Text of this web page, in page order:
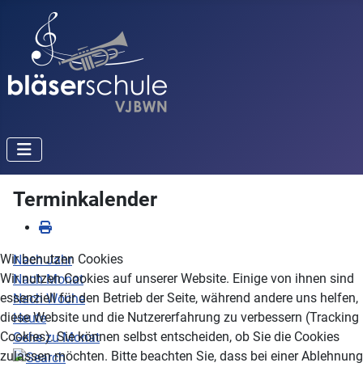
Terminkalender
Nach Jahr
Nach Monat
Nach Woche
Heute
Gehe zu Monat
Wir benutzen Cookies
Wir nutzen Cookies auf unserer Website. Einige von ihnen sind
essenziell für den Betrieb der Seite, während andere uns helfen,
diese Website und die Nutzererfahrung zu verbessern (Tracking
Cookies). Sie können selbst entscheiden, ob Sie die Cookies
zulassen möchten. Bitte beachten Sie, dass bei einer Ablehnung